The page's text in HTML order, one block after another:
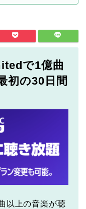
で1億曲
初の30日間
以上の音楽が聴